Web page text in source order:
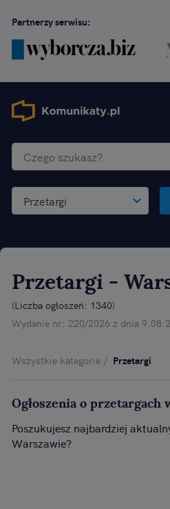
Partnerzy serwisu:
Przetargi
Przetargi -
(Liczba ogłoszeń: 1340)
Wydanie nr: 220/2026 z dnia
Wszystkie kategorie Przetargi
Ogłoszenia o przetargach
Poszukujesz najbardziej
Warszawie?